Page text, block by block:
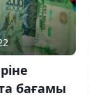
бағамы